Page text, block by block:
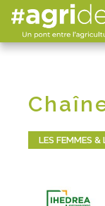
LES FEMMES &